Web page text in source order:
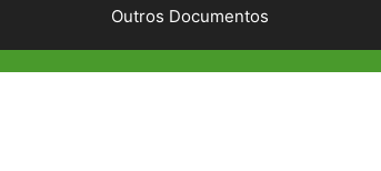
Outros Documentos